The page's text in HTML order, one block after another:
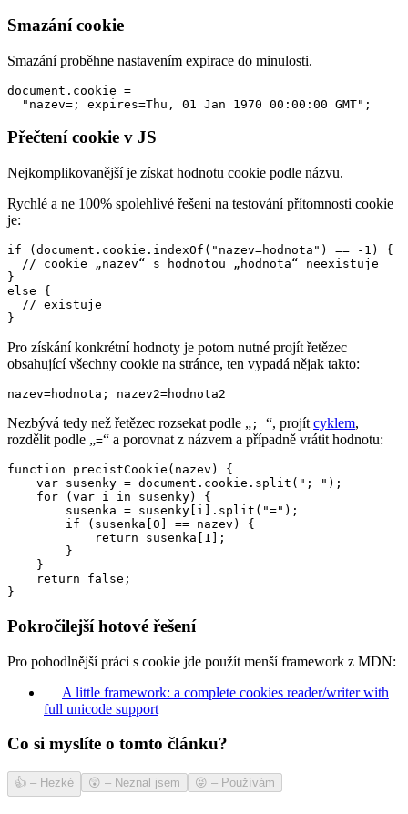
Smazání cookie
Smazání proběhne nastavením expirace do minulosti.
document.cookie =
  "nazev=; expires=Thu, 01 Jan 1970 00:00:00 GMT";
Přečtení cookie v JS
Nejkomplikovanější je získat hodnotu cookie podle názvu.
Rychlé a ne 100% spolehlivé řešení na testování přítomnosti cookie
je:
if (document.cookie.indexOf("nazev=hodnota") == -1) {
  // cookie „nazev“ s hodnotou „hodnota“ neexistuje
}
else {
  // existuje
}
Pro získání konkrétní hodnoty je potom nutné projít řetězec
obsahující všechny cookie na stránce, ten vypadá nějak takto:
nazev=hodnota; nazev2=hodnota2
Nezbývá tedy než řetězec rozsekat podle „ ; “, projít cyklem,
rozdělit podle „=“ a porovnat z názvem a případně vrátit hodnotu:
function precistCookie(nazev) {
    var susenky = document.cookie.split("; ");
    for (var i in susenky) {
        susenka = susenky[i].split("=");
        if (susenka[0] == nazev) {
            return susenka[1];
        }
    }
    return false;
}
Pokročilejší hotové řešení
Pro pohodlnější práci s cookie jde použít menší framework z MDN:
A little framework: a complete cookies reader/writer with
full unicode support
Co si myslíte o tomto článku?
👍 – Hezké 😲 – Neznal jsem 😝 – Používám